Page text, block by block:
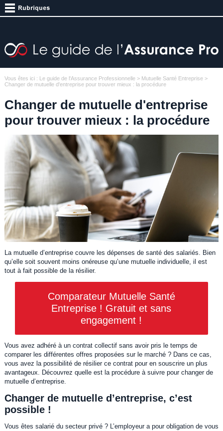
Vous êtes ici : Le guide de l'Assurance Professionnelle> Mutuelle Santé Entreprise>
Changer de mutuelle d'entreprise pour trouver mieux : la procédure
Changer de mutuelle d'entreprise
pour trouver mieux : la procédure
La mutuelle d’entreprise couvre les dépenses de santé des salariés. Bien
qu’elle soit souvent moins onéreuse qu’une mutuelle individuelle, il est
tout à fait possible de la résilier.
Comparateur Mutuelle Santé
Entreprise ! Gratuit et sans
engagement !
Vous avez adhéré à un contrat collectif sans avoir pris le temps de
comparer les différentes offres proposées sur le marché ? Dans ce cas,
vous avez la possibilité de résilier ce contrat pour en souscrire un plus
avantageux. Découvrez quelle est la procédure à suivre pour changer de
mutuelle d’entreprise.
Changer de mutuelle d’entreprise, c’est
possible !
Vous êtes salarié du secteur privé ? L’employeur a pour obligation de vous